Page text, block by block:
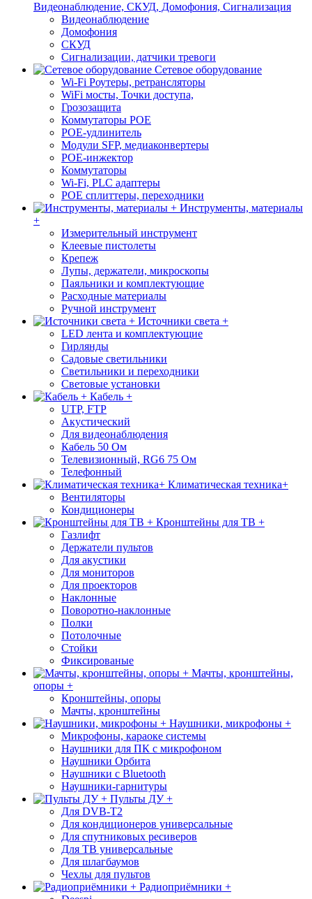
Видеонаблюдение, СКУД, Домофония, Сигнализация
Видеонаблюдение
Домофония
СКУД
Сигнализации, датчики тревоги
Сетевое оборудование
Wi-Fi Роутеры, ретрансляторы
WiFi мосты, Точки доступа,
Грозозащита
Коммутаторы POE
POE-удлинитель
Модули SFP, медиаконвертеры
POE-инжектор
Коммутаторы
Wi-Fi, PLC адаптеры
POE сплиттеры, переходники
Инструменты, материалы
+
Измерительный инструмент
Клеевые пистолеты
Крепеж
Лупы, держатели, микроскопы
Паяльники и комплектующие
Расходные материалы
Ручной инструмент
Источники света +
LED лента и комплектующие
Гирлянды
Садовые светильники
Светильники и переходники
Световые установки
Кабель +
UTP, FTP
Акустический
Для видеонаблюдения
Кабель 50 Ом
Телевизионный, RG6 75 Ом
Телефонный
Климатическая техника+
Вентиляторы
Кондиционеры
Кронштейны для ТВ +
Газлифт
Держатели пультов
Для акустики
Для мониторов
Для проекторов
Наклонные
Поворотно-наклонные
Полки
Потолочные
Стойки
Фиксированые
Мачты, кронштейны,
опоры +
Кронштейны, опоры
Мачты, кронштейны
Наушники, микрофоны +
Микрофоны, караоке системы
Наушники для ПК с микрофоном
Наушники Орбита
Наушники с Bluetooth
Наушники-гарнитуры
Пульты ДУ +
Для DVB-T2
Для кондиционеров универсальные
Для спутниковых ресиверов
Для ТВ универсальные
Для шлагбаумов
Чехлы для пультов
Радиоприёмники +